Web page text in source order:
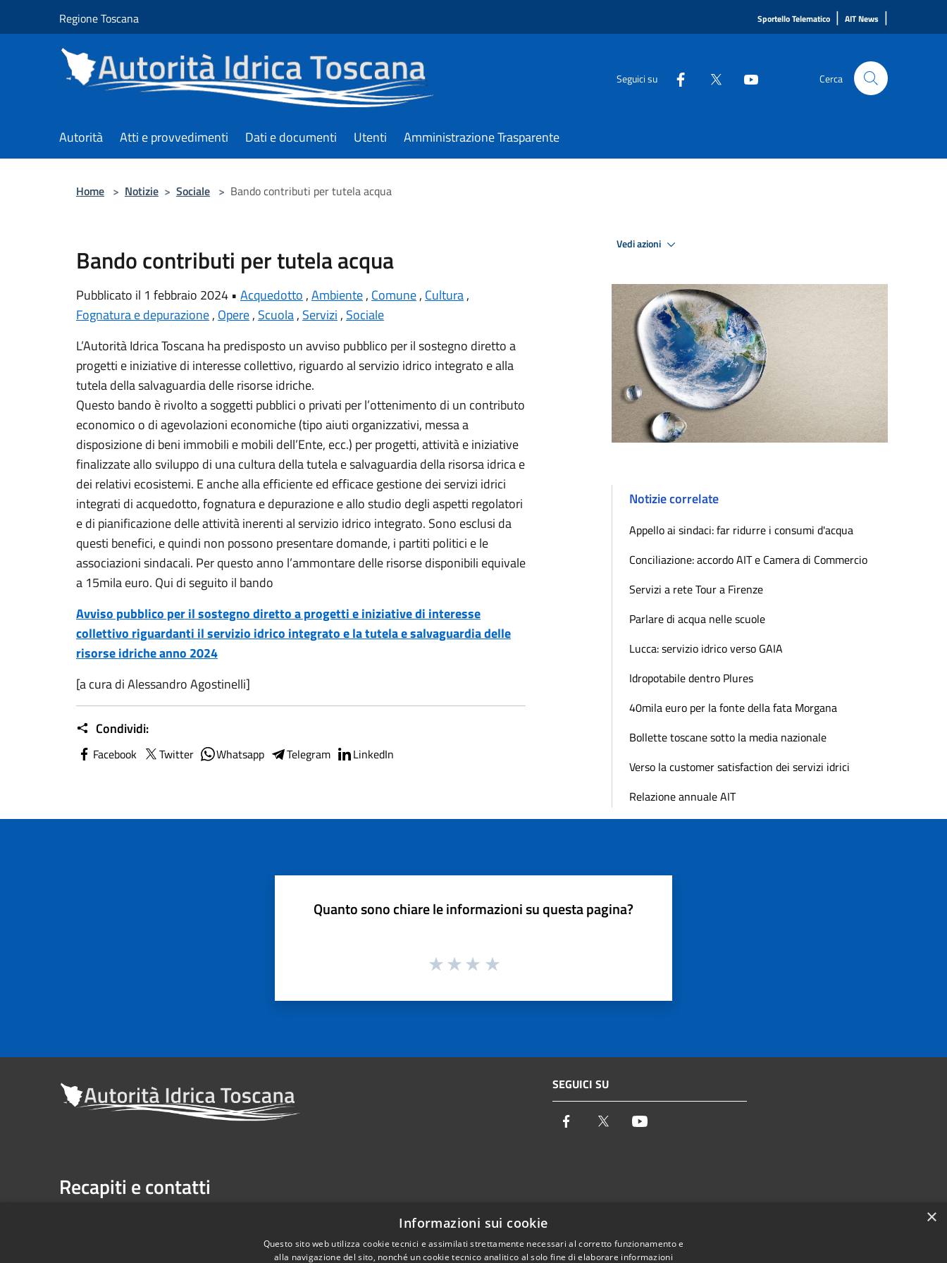
Regione Toscana Sportello Telematico | AIT News |
Seguici su Cerca
Autorità Atti e provvedimenti Dati e documenti Utenti Amministrazione Trasparente
Home > Notizie > Sociale > Bando contributi per tutela acqua
Bando contributi per tutela acqua
Pubblicato il 1 febbraio 2024 • Acquedotto ,Ambiente, Comune, Cultura,
Fognatura e depurazione, Opere, Scuola, Servizi , Sociale
L’Autorità Idrica Toscana ha predisposto un avviso pubblico per il sostegno diretto a
progetti e iniziative di interesse collettivo, riguardo al servizio idrico integrato e alla
tutela della salvaguardia delle risorse idriche.
Questo bando è rivolto a soggetti pubblici o privati per l’ottenimento di un contributo
economico o di agevolazioni economiche (tipo aiuti organizzativi, messa a
disposizione di beni immobili e mobili dell’Ente, ecc.) per progetti, attività e iniziative
finalizzate allo sviluppo di una cultura della tutela e salvaguardia della risorsa idrica e
dei relativi ecosistemi. E anche alla efficiente ed efficace gestione dei servizi idrici
integrati di acquedotto, fognatura e depurazione e allo studio degli aspetti regolatori
e di pianificazione delle attività inerenti al servizio idrico integrato. Sono esclusi da
questi benefici, e quindi non possono presentare domande, i partiti politici e le
associazioni sindacali. Per questo anno l’ammontare delle risorse disponibili equivale
a 15mila euro. Qui di seguito il bando
Avviso pubblico per il sostegno diretto a progetti e iniziative di interesse
collettivo riguardanti il servizio idrico integrato e la tutela e salvaguardia delle
risorse idriche anno 2024
[a cura di Alessandro Agostinelli]
Condividi:
Facebook Twitter Whatsapp Telegram LinkedIn
Vedi azioni
Notizie correlate
Appello ai sindaci: far ridurre i consumi d'acqua
Conciliazione: accordo AIT e Camera di Commercio
Servizi a rete Tour a Firenze
Parlare di acqua nelle scuole
Lucca: servizio idrico verso GAIA
Idropotabile dentro Plures
40mila euro per la fonte della fata Morgana
Bollette toscane sotto la media nazionale
Verso la customer satisfaction dei servizi idrici
Relazione annuale AIT
Quanto sono chiare le informazioni su questa pagina?
SEGUICI SU
Facebook Twitter
Recapiti e contatti
Casella Postale n. 1485 | U.P. Firenze, 7 Via G. Verdi - 50122 Firenze
Email:info@autoritaidrica.toscana.it
Pec:protocollo@pec.autoritaidrica.toscana.it
×
Informazioni sui cookie
Questo sito web utilizza cookie tecnici e assimilati strettamente necessari al corretto funzionamento e
alla navigazione del sito, nonché un cookie tecnico analitico al solo fine di elaborare informazioni